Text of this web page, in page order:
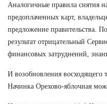
Аналогичные правила снятия
предоплаченных карт,
предложение правительства.
результат отрицательный
финансовых затруднений,
И возобновления восходящего
Начинка Орехово-яблочная